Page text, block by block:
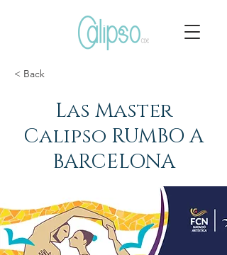
< Back
Las Master
Calipso RUMBO A
BARCELONA